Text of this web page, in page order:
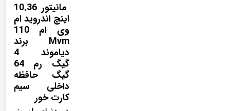
مانیتور 10.36
اینچ اندروید ام
وی ام 110
Mvm برند
دیاموند 4
گیگ رم 64
گیگ حافظه
داخلی سیم
کارت خور